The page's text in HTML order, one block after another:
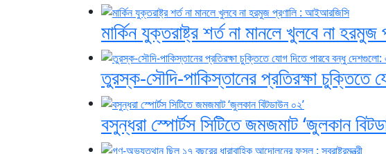
মার্কিন যুক্তরাষ্ট্র শর্ত না মানলে খুলবে না
তুরস্ক-সৌদি-পাকিস্তানের প্রতিরক্ষা চুক্তিতে
বসুন্ধরা স্পোর্টস সিটিতে জমজমাট ‘জুলকান